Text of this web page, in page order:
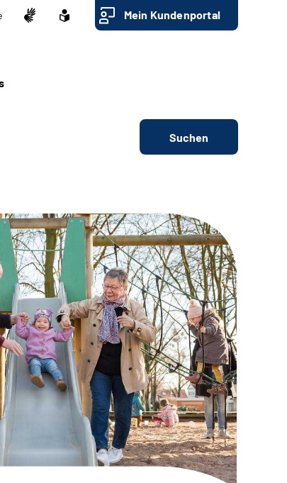
Mein Kundenportal
Suchen